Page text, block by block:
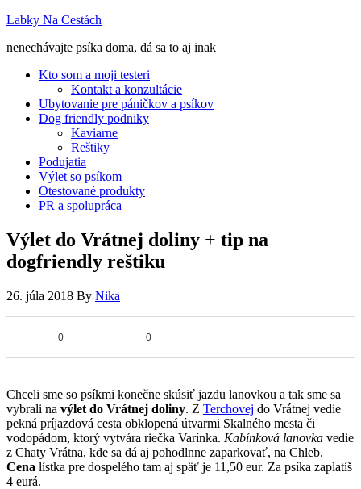
Labky Na Cestách
nenechávajte psíka doma, dá sa to aj inak
Kto som a moji testeri
Kontakt a konzultácie
Ubytovanie pre páničkov a psíkov
Dog friendly podniky
Kaviarne
Reštiky
Podujatia
Výlet so psíkom
Otestované produkty
PR a spolupráca
Výlet do Vrátnej doliny + tip na
dogfriendly reštiku
26. júla 2018 By Nika
0 0
Chceli sme so psíkmi konečne skúsiť jazdu lanovkou a tak sme sa
vybrali na výlet do Vrátnej doliny. Z Terchovej do Vrátnej vedie
pekná príjazdová cesta obklopená útvarmi Skalného mesta či
vodopádom, ktorý vytvára riečka Varínka. Kabínková lanovka vedie
z Chaty Vrátna, kde sa dá aj pohodlnne zaparkovať, na Chleb.
Cena lístka pre dospelého tam aj späť je 11,50 eur. Za psíka zaplatíš
4 eurá.